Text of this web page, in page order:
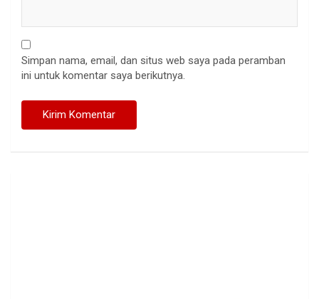
Simpan nama, email, dan situs web saya pada peramban
ini untuk komentar saya berikutnya.